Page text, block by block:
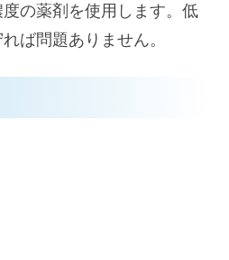
の薬剤を使用します。低
ば問題ありません。